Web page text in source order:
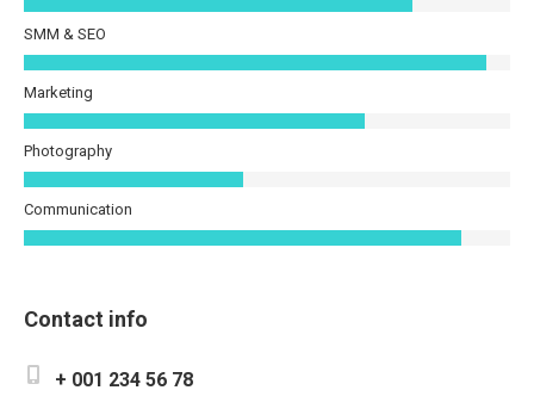
SMM & SEO
Marketing
Photography
Communication
Contact info
+ 001 234 56 78